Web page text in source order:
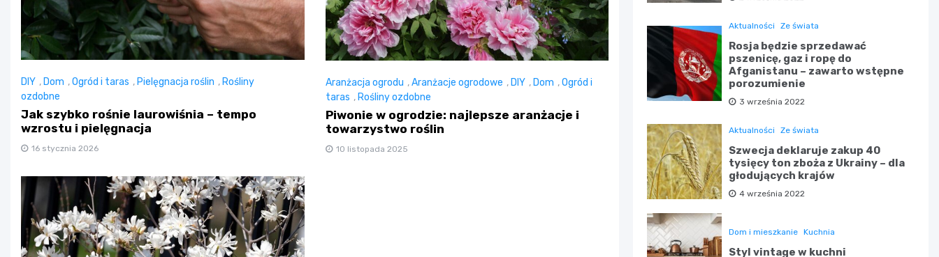
DIY , Dom ,Ogród i taras , Pielęgnacja roślin , Rośliny
ozdobne
Jak szybko rośnie laurowiśnia – tempo
wzrostu i pielęgnacja
16 stycznia 2026
Aranżacja ogrodu ,Aranżacje ogrodowe , DIY , Dom ,Ogród i
taras , Rośliny ozdobne
Piwonie w ogrodzie: najlepsze aranżacje i
towarzystwo roślin
10 listopada 2025
Aktualności Ze świata
Rosja będzie sprzedawać
pszenicę, gaz i ropę do
Afganistanu – zawarto wstępne
porozumienie
3 września 2022
Aktualności Ze świata
Szwecja deklaruje zakup 40
tysięcy ton zboża z Ukrainy – dla
głodujących krajów
4 września 2022
Dom i mieszkanie Kuchnia
Styl vintage w kuchni